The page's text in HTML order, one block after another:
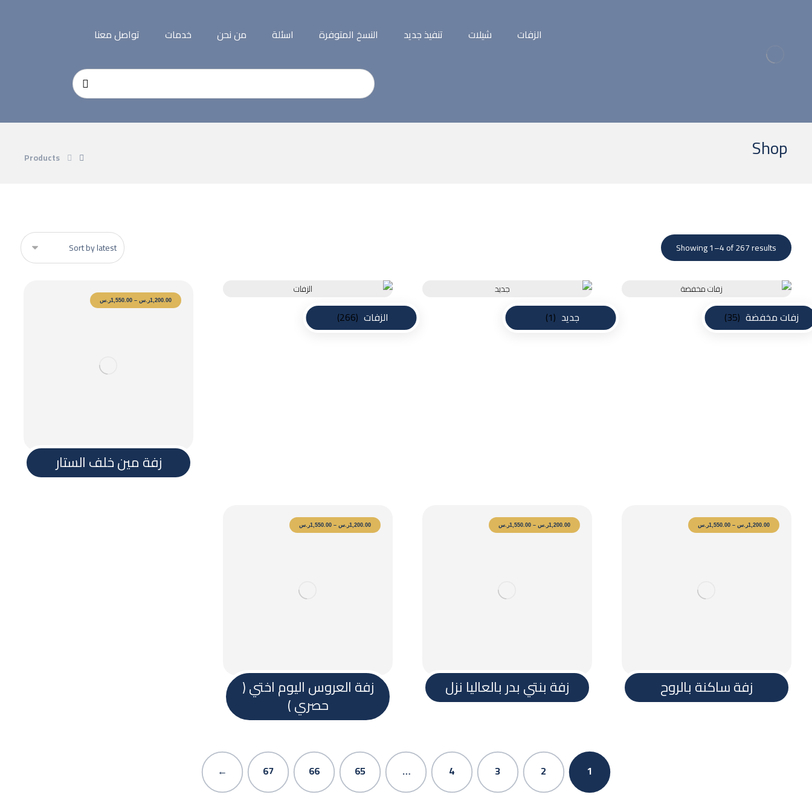
الزفات شيلات تنفيذ جديد النسخ المتوفرة اسئلة من نحن خدمات تواصل معنا
Shop
Products
Showing 1–4 of 267 results
زفات مخفضة (35) جديد (1) الزفات (266)
زفة مين خلف الستار
1,200.00ر.س–
1,550.00ر.س
زفة ساكنة بالروح
1,200.00ر.س–
1,550.00ر.س
زفة بنتي بدر بالعاليا نزل
1,200.00ر.س–
1,550.00ر.س
زفة العروس اليوم اختي (
حصري )
1,200.00ر.س–
1,550.00ر.س
1
2
3
4
…
65
66
67
←
سياسة الاستلام
سياسة الشحن